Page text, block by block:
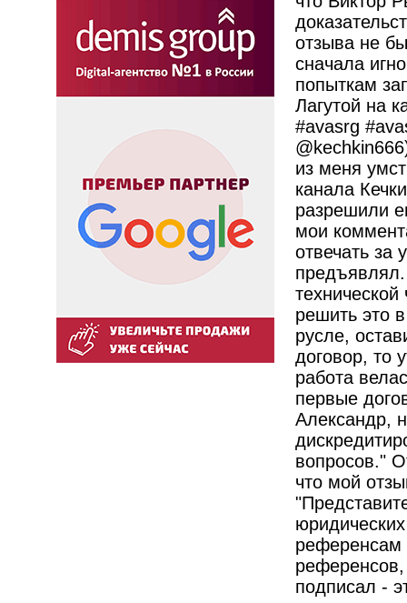
отзыва не
сначала
попыткам
Лагутой на
#avasrg
из меня
канала
разрешили
мои
отвечать за
решить это
русле,
договор, то
работа
первые
Александр,
вопросов."
что мой
референсам
подписал -